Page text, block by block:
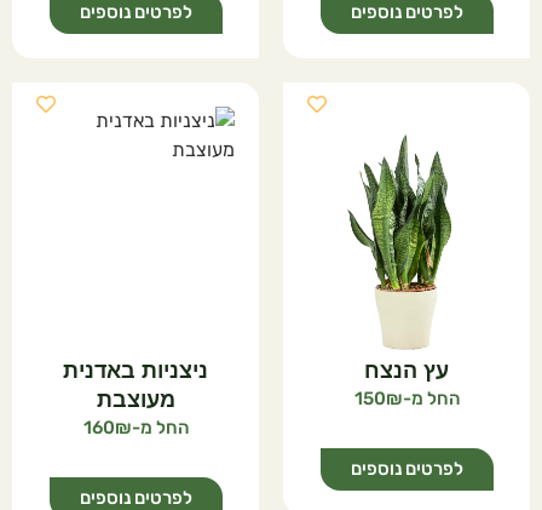
לפרטים נוספים לפרטים נוספים
עץ הנצח
150
לפרטים נוספים
ניצניות באדנית
מעוצבת
160
לפרטים נוספים